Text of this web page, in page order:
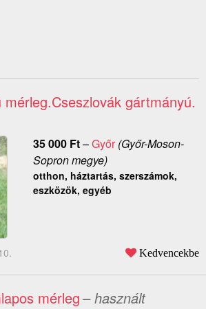
gártmányú.
35 000 Ft–Győr(Győr-Moson-
Sopron megye)
otthon, háztartás, szerszámok,
eszközök, egyéb
Kedvencekbe
mérleg– használt